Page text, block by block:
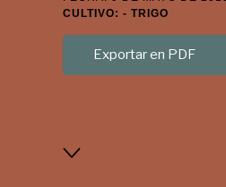
CULTIVO: - TRIGO
Exportar en PDF